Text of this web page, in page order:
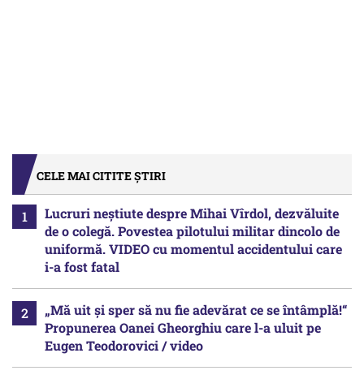
CELE MAI CITITE ȘTIRI
Lucruri neștiute despre Mihai Vîrdol, dezvăluite
de o colegă. Povestea pilotului militar dincolo de
uniformă. VIDEO cu momentul accidentului care
i-a fost fatal
„Mă uit și sper să nu fie adevărat ce se întâmplă!“
Propunerea Oanei Gheorghiu care l-a uluit pe
Eugen Teodorovici / video